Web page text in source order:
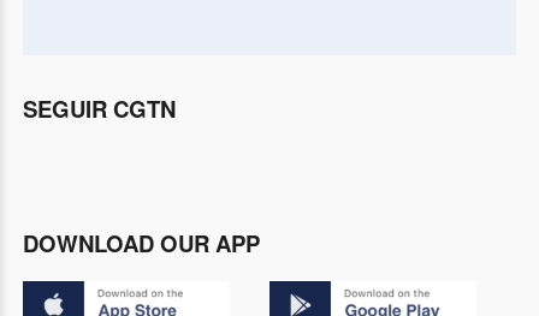
SEGUIR CGTN
DOWNLOAD OUR APP